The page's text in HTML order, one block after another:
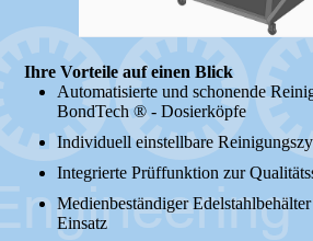
Ihre Vorteile auf einen Blick
Automatisierte und schonende
BondTech ® - Dosierköpfe
Individuell einstellbare
Integrierte Prüffunktion zur
Medienbeständiger
Einsatz